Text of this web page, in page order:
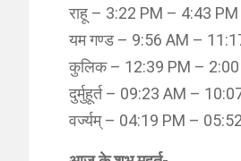
राहू – 3:22 PM – 4:43 PM
यम गण्ड – 9:56 AM –
कुलिक – 12:39 PM – 2:00
दुर्मुहूर्त – 09:23 AM –
वर्ज्यम् – 04:19 PM –